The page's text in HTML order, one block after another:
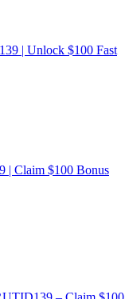
| Unlock $100 Fast
| Claim $100 Bonus